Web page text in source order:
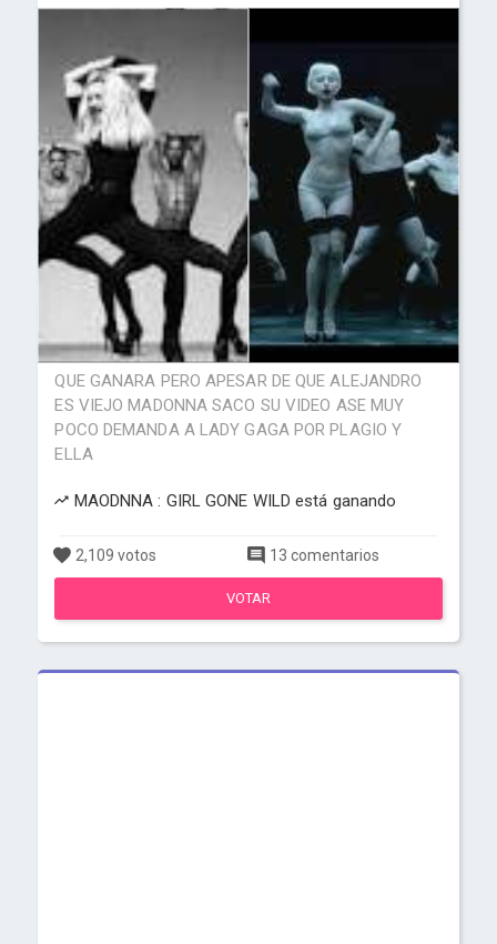
QUE GANARA PERO APESAR DE QUE ALEJANDRO
ES VIEJO MADONNA SACO SU VIDEO ASE MUY
POCO DEMANDA A LADY GAGA POR PLAGIO Y
ELLA
MAODNNA : GIRL GONE WILD está ganando
2,109 votos 13 comentarios
VOTAR